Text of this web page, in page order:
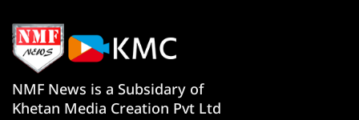
NMF News is a Subsidary of
Khetan Media Creation Pvt Ltd